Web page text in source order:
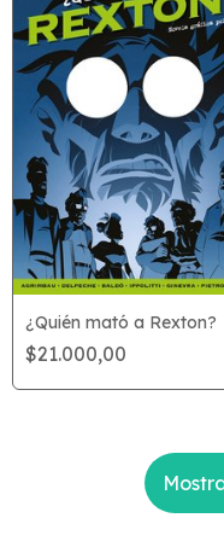
¿Quién mató a Rexton?
$21.000,00